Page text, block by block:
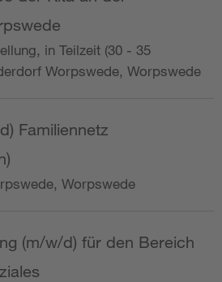
in Teilzeit (30 - 35
Worpswede, Worpswede
Familiennetz
Worpswede
(m/w/d) für den Bereich